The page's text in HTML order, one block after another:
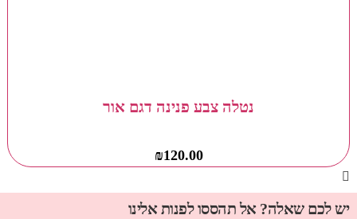
נטלה צבע פנינה דגם אור
₪120.00
יש לכם שאלה? אל תהססו לפנות אלינו